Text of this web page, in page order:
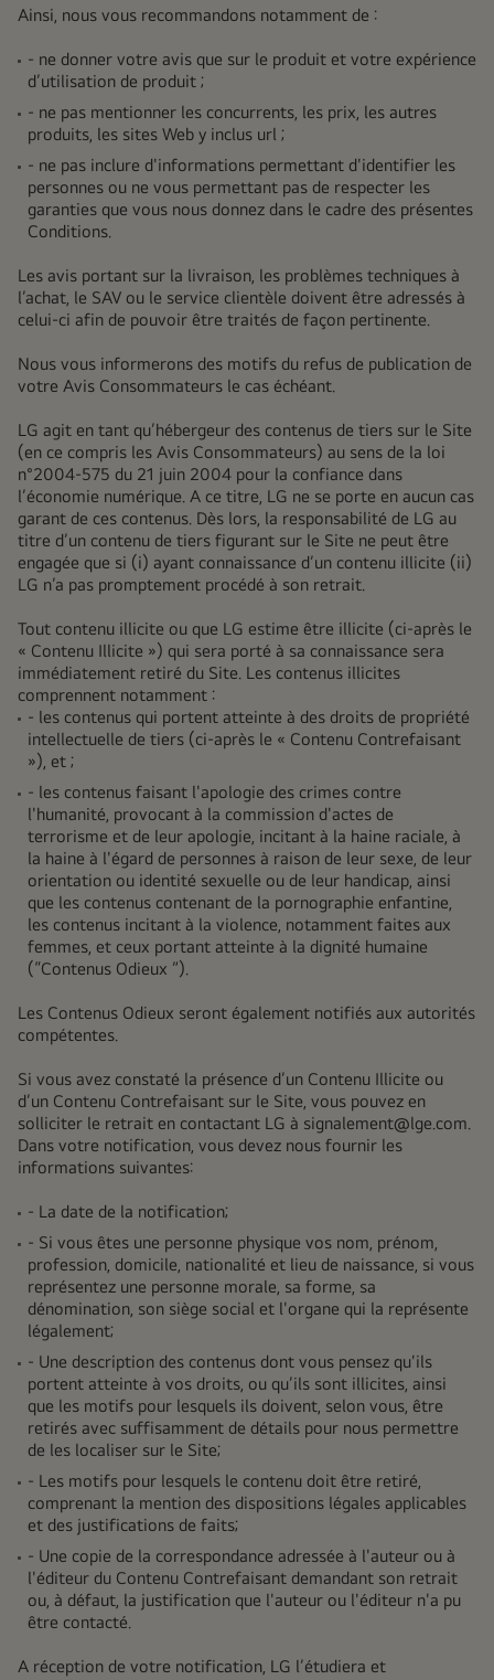
Ainsi, nous vous recommandons notamment de :
- ne donner votre avis que sur le produit et votre expérience
d’utilisation de produit ;
- ne pas mentionner les concurrents, les prix, les autres
produits, les sites Web y inclus url ;
- ne pas inclure d'informations permettant d'identifier les
personnes ou ne vous permettant pas de respecter les
garanties que vous nous donnez dans le cadre des présentes
Conditions.
Les avis portant sur la livraison, les problèmes techniques à
l’achat, le SAV ou le service clientèle doivent être adressés à
celui-ci afin de pouvoir être traités de façon pertinente.
Nous vous informerons des motifs du refus de publication de
votre Avis Consommateurs le cas échéant.
LG agit en tant qu’hébergeur des contenus de tiers sur le Site
(en ce compris les Avis Consommateurs) au sens de la loi
n°2004-575 du 21 juin 2004 pour la confiance dans
l’économie numérique. A ce titre, LG ne se porte en aucun cas
garant de ces contenus. Dès lors, la responsabilité de LG au
titre d’un contenu de tiers figurant sur le Site ne peut être
engagée que si (i) ayant connaissance d’un contenu illicite (ii)
LG n’a pas promptement procédé à son retrait.
Tout contenu illicite ou que LG estime être illicite (ci-après le
« Contenu Illicite ») qui sera porté à sa connaissance sera
immédiatement retiré du Site. Les contenus illicites
comprennent notamment :
- les contenus qui portent atteinte à des droits de propriété
intellectuelle de tiers (ci-après le « Contenu Contrefaisant
»), et ;
- les contenus faisant l'apologie des crimes contre
l'humanité, provocant à la commission d'actes de
terrorisme et de leur apologie, incitant à la haine raciale, à
la haine à l'égard de personnes à raison de leur sexe, de leur
orientation ou identité sexuelle ou de leur handicap, ainsi
que les contenus contenant de la pornographie enfantine,
les contenus incitant à la violence, notamment faites aux
femmes, et ceux portant atteinte à la dignité humaine
(“Contenus Odieux ”).
Les Contenus Odieux seront également notifiés aux autorités
compétentes.
Si vous avez constaté la présence d’un Contenu Illicite ou
d’un Contenu Contrefaisant sur le Site, vous pouvez en
solliciter le retrait en contactant LG à signalement@lge.com.
Dans votre notification, vous devez nous fournir les
informations suivantes:
- La date de la notification;
- Si vous êtes une personne physique vos nom, prénom,
profession, domicile, nationalité et lieu de naissance, si vous
représentez une personne morale, sa forme, sa
dénomination, son siège social et l'organe qui la représente
légalement;
- Une description des contenus dont vous pensez qu'ils
portent atteinte à vos droits, ou qu’ils sont illicites, ainsi
que les motifs pour lesquels ils doivent, selon vous, être
retirés avec suffisamment de détails pour nous permettre
de les localiser sur le Site;
- Les motifs pour lesquels le contenu doit être retiré,
comprenant la mention des dispositions légales applicables
et des justifications de faits;
- Une copie de la correspondance adressée à l'auteur ou à
l'éditeur du Contenu Contrefaisant demandant son retrait
ou, à défaut, la justification que l'auteur ou l'éditeur n'a pu
être contacté.
A réception de votre notification, LG l’étudiera et